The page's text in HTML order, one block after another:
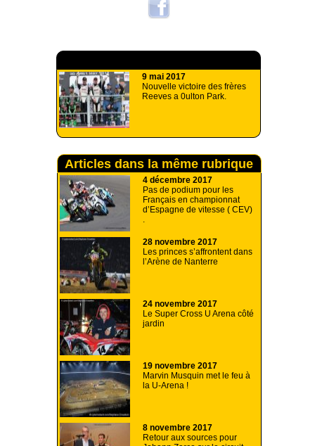
9 mai 2017
Nouvelle victoire des frères
Reeves a 0ulton Park.
Articles dans la même rubrique
4 décembre 2017
Pas de podium pour les
Français en championnat
d’Espagne de vitesse ( CEV)
.
28 novembre 2017
Les princes s’affrontent dans
l’Arène de Nanterre
24 novembre 2017
Le Super Cross U Arena côté
jardin
19 novembre 2017
Marvin Musquin met le feu à
la U-Arena !
8 novembre 2017
Retour aux sources pour